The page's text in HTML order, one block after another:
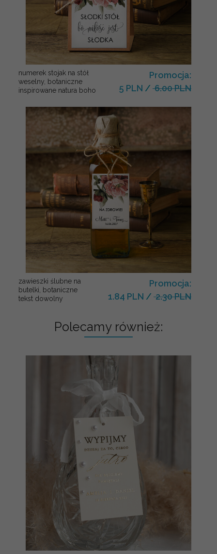
numerek stojak na stół
weselny, botaniczne
inspirowane natura boho
Promocja:
5 PLN / 6.00 PLN
zawieszki ślubne na
butelki, botaniczne
tekst dowolny
Promocja:
1.84 PLN / 2.30 PLN
Polecamy również: